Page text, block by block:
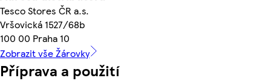
Tesco Stores ČR a.s.
Vršovická 1527/68b
100 00 Praha 10
Zobrazit vše Žárovky
Příprava a použití